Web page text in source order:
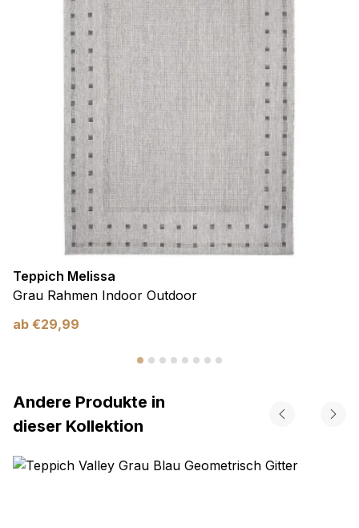
Teppich Melissa
Grau Rahmen Indoor Outdoor
ab €29,99
Andere Produkte in
dieser Kollektion